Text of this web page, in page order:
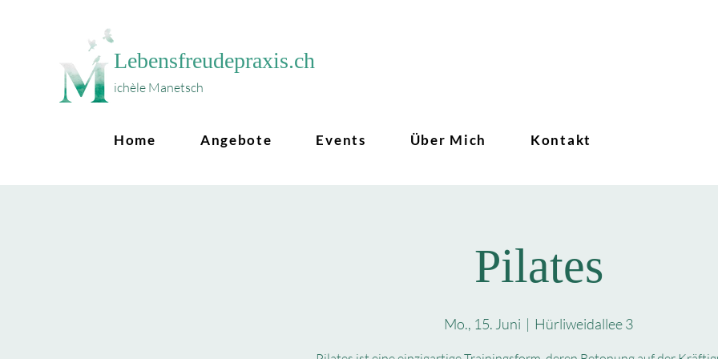
Lebensfreudepraxis.ch
ichèle Manetsch
Home Angebote Events Über Mich Kontakt
Pilates
Mo., 15. Juni
  |
Hürliweidallee 3